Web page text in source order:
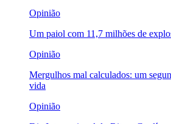
Opinião
Um paiol com 11,7 milhões de
Opinião
Mergulhos mal calculados: um
vida
Opinião